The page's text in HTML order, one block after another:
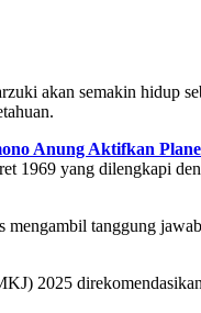
akan semakin hidup
Anung Aktifkan
1969 yang dilengkapi
tanggung
2025